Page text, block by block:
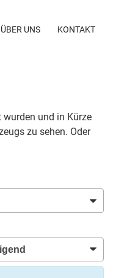
ÜBER UNS KONTAKT
und in Kürze
zu sehen. Oder